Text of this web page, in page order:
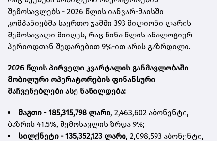
შემოსავლებს - 2026 წლის იანვარ-მაისში
კომპანიებმა საერთო ჯამში 393 მილიონი ლარის
შემოსავალი მიიღეს, რაც წინა წლის ანალოგიურ
პერიოდთან შედარებით 9%-ით არის გაზრდილი.
2026 წლის პირველი კვარტალის განმავლობაში
მობილური ოპერატორების ფინანსური
მაჩვენებლები ასე ნაწილდება:
მაგთი - 185,315,798 ლარი, 2,463,602 აბონენტი,
ბაზრის 41.5%, შემოსავლის ზრდა 9%;
სილქნეტი - 135,352,123 ლარი, 2,098,593 აბონენტი,